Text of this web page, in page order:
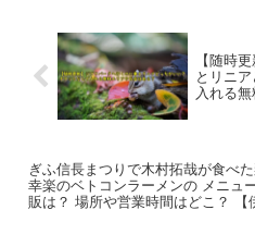
【随時
とリニ
入れる
ぎふ信長まつりで木村拓哉が食べ
幸楽のベトコンラーメンの メニュ
販は？ 場所や営業時間はどこ？ 【